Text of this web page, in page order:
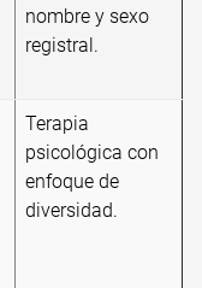
nombre y sexo
registral.
Terapia
psicológica con
enfoque de
diversidad.